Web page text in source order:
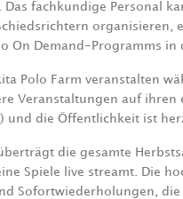
Das fachkundige Personal
organisieren,
On Demand-Programms in
Polo Farm veranstalten
Veranstaltungen auf
und die Öffentlichkeit ist
die gesamte
Spiele live streamt. Die
Sofortwiederholungen,